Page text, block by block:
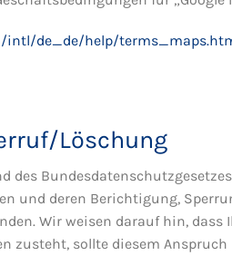
intl/de_de/help/
Löschung
des
und deren Berichtigung,
Wir weisen darauf hin,
zusteht, sollte diesem